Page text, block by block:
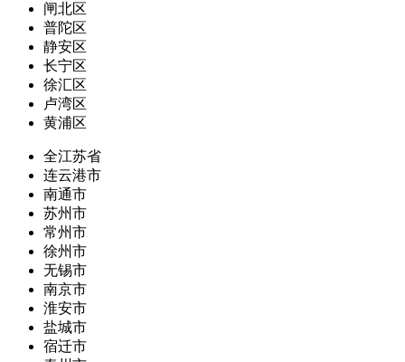
闸北区
普陀区
静安区
长宁区
徐汇区
卢湾区
黄浦区
全江苏省
连云港市
南通市
苏州市
常州市
徐州市
无锡市
南京市
淮安市
盐城市
宿迁市